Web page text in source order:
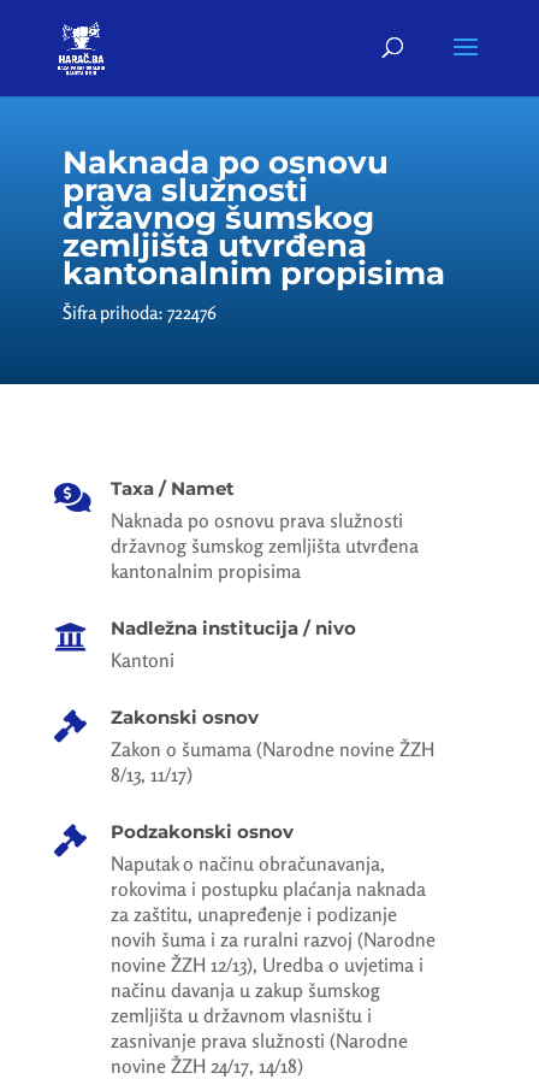
Naknada po osnovu
prava služnosti
državnog šumskog
zemljišta utvrđena
kantonalnim propisima
Šifra prihoda: 722476
 Taxa / Namet
Naknada po osnovu prava služnosti
državnog šumskog zemljišta utvrđena
kantonalnim propisima
 Nadležna institucija / nivo
Kantoni
 Zakonski osnov
Zakon o šumama (Narodne novine ŽZH
8/13, 11/17)
 Podzakonski osnov
Naputak o načinu obračunavanja,
rokovima i postupku plaćanja naknada
za zaštitu, unapređenje i podizanje
novih šuma i za ruralni razvoj (Narodne
novine ŽZH 12/13), Uredba o uvjetima i
načinu davanja u zakup šumskog
zemljišta u državnom vlasništu i
zasnivanje prava služnosti (Narodne
novine ŽZH 24/17, 14/18)